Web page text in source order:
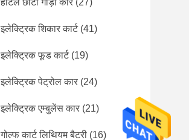
होटल छोटी गाड़ी कार (27)
इलेक्ट्रिक शिकार कार्ट(41)
इलेक्ट्रिक फूड कार्ट(19)
इलेक्ट्रिक पेट्रोल कार (24)
इलेक्ट्रिक एम्बुलेंस कार (21)
गोल्फ कार्ट लिथियम बैटरी (16)